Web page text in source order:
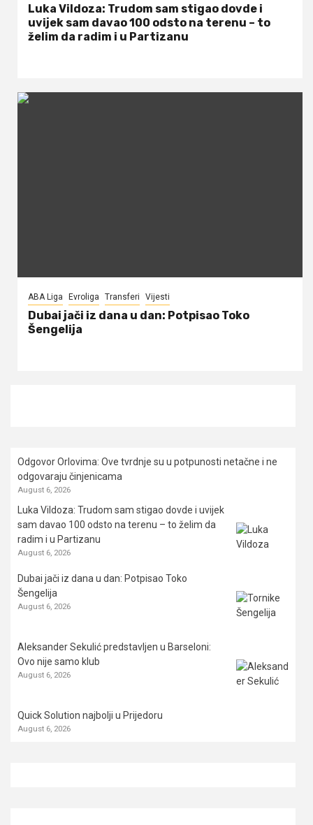
Luka Vildoza: Trudom sam stigao dovde i
uvijek sam davao 100 odsto na terenu – to
želim da radim i u Partizanu
ABA Liga Evroliga Transferi Vijesti
Dubai jači iz dana u dan: Potpisao Toko
Šengelija
Odgovor Orlovima: ​Ove tvrdnje su u potpunosti netačne i ne
odgovaraju činjenicama
August 6, 2026
Luka Vildoza: Trudom sam stigao dovde i uvijek
sam davao 100 odsto na terenu – to želim da
radim i u Partizanu
August 6, 2026
Dubai jači iz dana u dan: Potpisao Toko
Šengelija
August 6, 2026
Aleksander Sekulić predstavljen u Barseloni:
Ovo nije samo klub
August 6, 2026
Quick Solution najbolji u Prijedoru
August 6, 2026